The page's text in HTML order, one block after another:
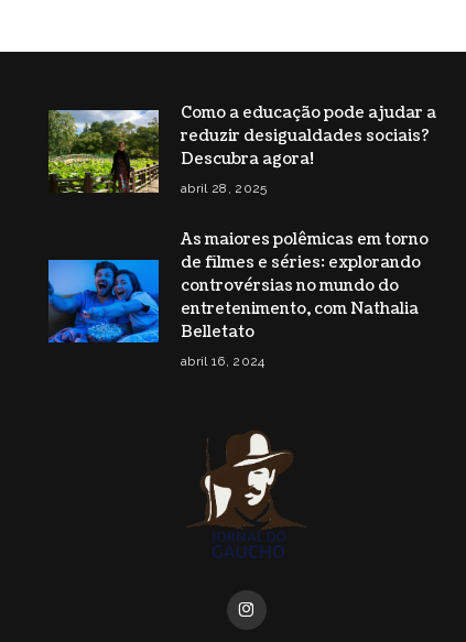
Como a educação pode ajudar a
reduzir desigualdades sociais?
Descubra agora!
abril 28, 2025
As maiores polêmicas em torno
de filmes e séries: explorando
controvérsias no mundo do
entretenimento, com Nathalia
Belletato
abril 16, 2024